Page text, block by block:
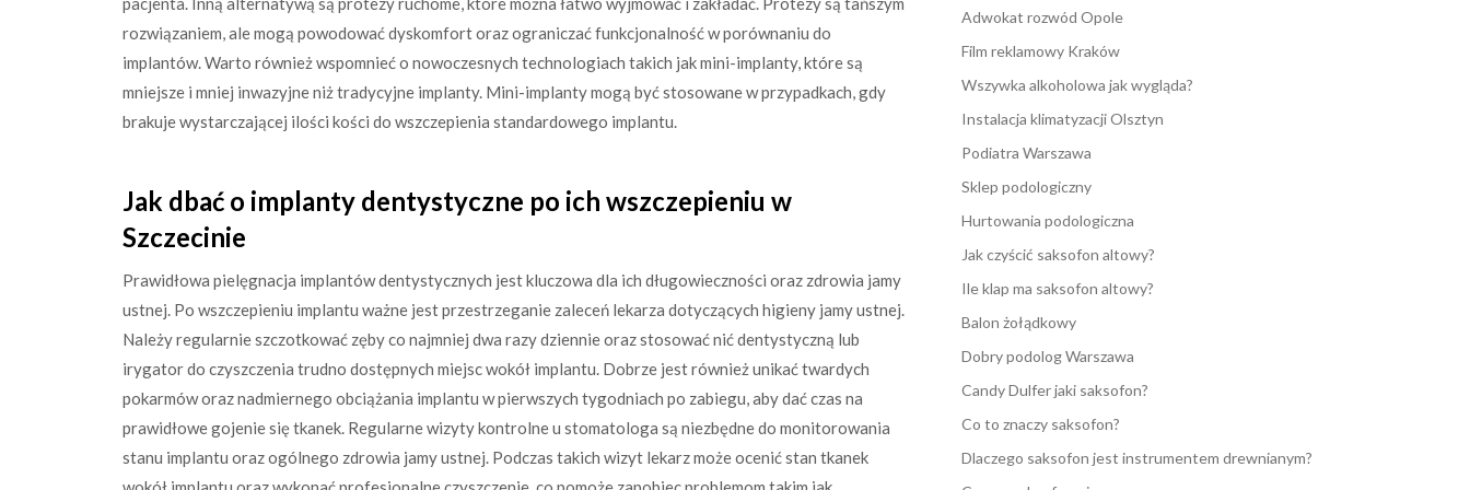
rozwiązaniem, ale mogą powodować dyskomfort oraz ograniczać funkcjonalność w porównaniu do
implantów. Warto również wspomnieć o nowoczesnych technologiach takich jak mini-implanty, które są
mniejsze i mniej inwazyjne niż tradycyjne implanty. Mini-implanty mogą być stosowane w przypadkach, gdy
brakuje wystarczającej ilości kości do wszczepienia standardowego implantu.
Jak dbać o implanty dentystyczne po ich wszczepieniu w
Szczecinie
Prawidłowa pielęgnacja implantów dentystycznych jest kluczowa dla ich długowieczności oraz zdrowia jamy
ustnej. Po wszczepieniu implantu ważne jest przestrzeganie zaleceń lekarza dotyczących higieny jamy ustnej.
Należy regularnie szczotkować zęby co najmniej dwa razy dziennie oraz stosować nić dentystyczną lub
irygator do czyszczenia trudno dostępnych miejsc wokół implantu. Dobrze jest również unikać twardych
pokarmów oraz nadmiernego obciążania implantu w pierwszych tygodniach po zabiegu, aby dać czas na
prawidłowe gojenie się tkanek. Regularne wizyty kontrolne u stomatologa są niezbędne do monitorowania
stanu implantu oraz ogólnego zdrowia jamy ustnej. Podczas takich wizyt lekarz może ocenić stan tkanek
Adwokat rozwód Opole
Film reklamowy Kraków
Wszywka alkoholowa jak wygląda?
Instalacja klimatyzacji Olsztyn
Podiatra Warszawa
Sklep podologiczny
Hurtowania podologiczna
Jak czyścić saksofon altowy?
Ile klap ma saksofon altowy?
Balon żołądkowy
Dobry podolog Warszawa
Candy Dulfer jaki saksofon?
Co to znaczy saksofon?
Dlaczego saksofon jest instrumentem drewnianym?